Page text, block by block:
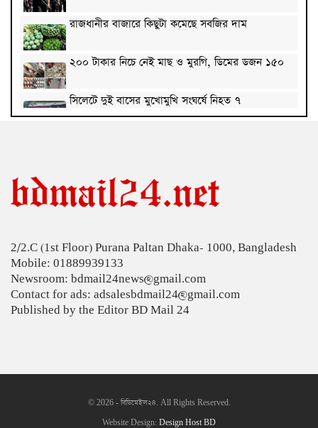
রাজধানীর বাজারে কিছুটা কমেছে সবজির দাম
২০০ টাকার নিচে নেই মাছ ও মুরগি, ডিমের ডজন ১৫০
সিলেটে দুই বাসের মুখোমুখি সংঘর্ষে নিহত ৭
বগুড়ায় বাসচাপায় নিহত ৬
জুলাই গণঅভ্যুত্থান বিতর্কিত করার অপচেষ্টা চলছে:
সমাজকল্যাণ প্রতিমন্ত্রী
২৪ ঘণ্টায় ডেঙ্গু নিয়ে হাসপাতালে ভর্তি ৪৭১
বাংলাদেশি কৃষি শ্রমিকদের ভিসা দেবে ওমান
2/2.C (1st Floor) Purana Paltan Dhaka- 1000, Bangladesh
Mobile: 01889939133
Newsroom: bdmail24news@gmail.com
Contact for ads: adsalesbdmail24@gmail.com
Published by the Editor BD Mail 24
© 2026 - বিডিমেইল২৪. All Rights Reserved.
Website Design: Design Host BD